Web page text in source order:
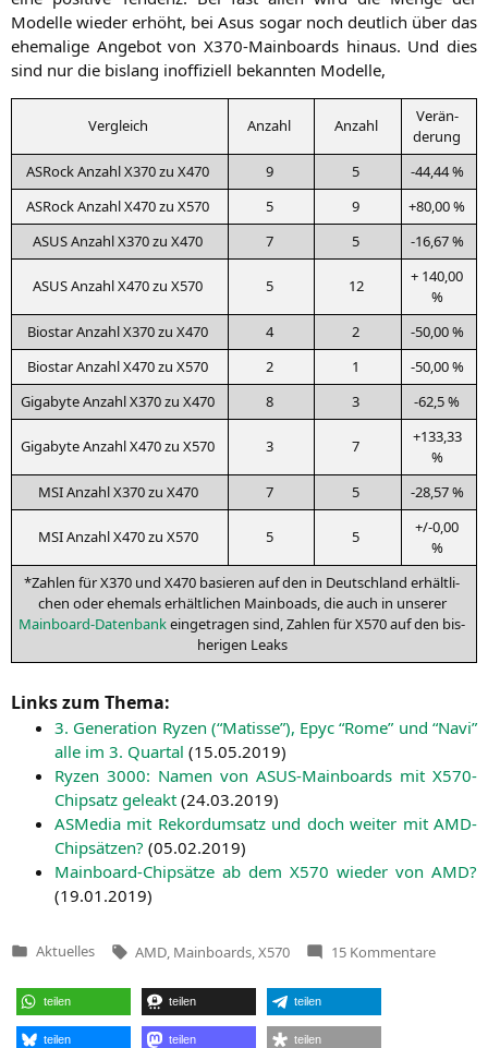
Model­le wie­der erhöht, bei Asus sogar noch deut­lich über das
ehe­ma­li­ge Ange­bot von X370-Main­boards hin­aus. Und dies
sind nur die bis­lang inof­fi­zi­ell bekann­ten Modelle,
Ver­gleich Anzahl Anzahl
Ver­än­
de­rung
ASRock AnzahlX370zu X470 9 5
-44,44 %
ASRock AnzahlX470zu X570 5 9
+80,00 %
ASUSAnzahlX370zu X470 7 5 -16,67 %
ASUSAnzahlX470zu X570 5 12
+ 140,00
%
Bio­star AnzahlX370zu X470 4 2
-50,00 %
Bio­star AnzahlX470zu X570 2 1
-50,00 %
Giga­byte AnzahlX370zu X470 8 3 -62,5 %
Giga­byte AnzahlX470zu X570 3 7
+133,33
%
MSIAnzahlX370zu X470 7 5 -28,57 %
MSIAnzahlX470zu X570 5 5
+/-0,00
%
*Zah­len fürX370 und X470 basie­ren auf den in Deutsch­land erhält­li­
chen oder ehe­mals erhält­li­chen Main­boads, die auch in unse­rer
Main­board-Daten­bankein­ge­tra­gen sind, Zah­len fürX570auf den bis­
he­ri­gen Leaks
Links zum Thema:
3. Gene­ra­ti­on Ryzen (“Matis­se”), Epyc “Rome” und “Navi”
alle im 3. Quar­tal (15.05.2019)
Ryzen 3000: Namen von ASUS-Main­boards mit X570-
Chip­satz gele­akt (24.03.2019)
ASMe­dia mit Rekord­um­satz und doch wei­ter mit AMD-
Chip­sät­zen? (05.02.2019)
Main­board-Chip­sät­ze ab dem X570 wie­der von AMD?
(19.01.2019)
Veröffentlicht
Aktuelles Tags:
AMD Mainboards X570 15 Kommentarezu
Immer
teilen teilen teilen
teilen teilen teilen